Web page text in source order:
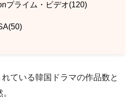
プライム・ビデオ(120)
ている韓国ドラマの作品数と